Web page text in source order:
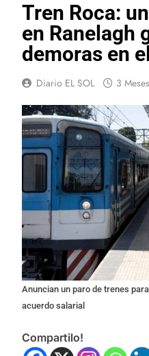
Tren Roca:
en Ranelagh
demoras en
Diario EL SOL 3
Anuncian un paro de trenes
acuerdo salarial
Compartilo!